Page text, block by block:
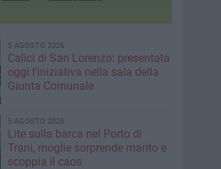
5 AGOSTO 2026
Calici di San Lorenzo: presentata
oggi l'iniziativa nella sala della
Giunta Comunale
5 AGOSTO 2026
Lite sulla barca nel Porto di
Trani, moglie sorprende marito e
scoppia il caos